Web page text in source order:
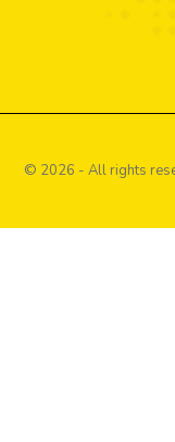
© 2026 - All rights